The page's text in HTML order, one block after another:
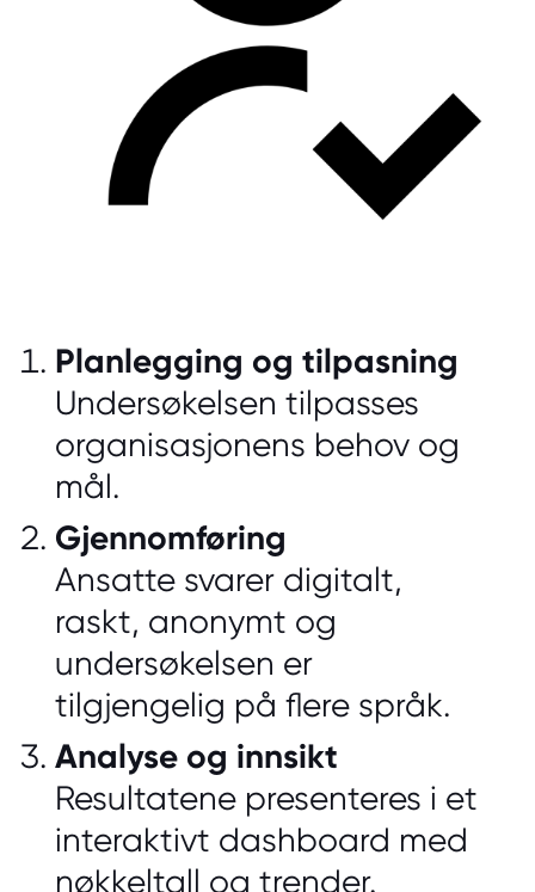
Planlegging og tilpasning
Undersøkelsen tilpasses
organisasjonens behov og
mål.
Gjennomføring
Ansatte svarer digitalt,
raskt, anonymt og
undersøkelsen er
tilgjengelig på flere språk.
Analyse og innsikt
Resultatene presenteres i et
interaktivt dashboard med
nøkkeltall og trender.